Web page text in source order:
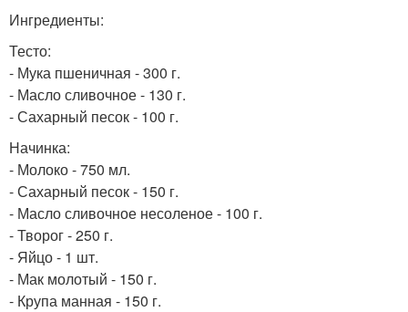
Ингредиенты:
Тесто:
- Мука пшеничная - 300 г.
- Масло сливочное - 130 г.
- Сахарный песок - 100 г.
Начинка:
- Молоко - 750 мл.
- Сахарный песок - 150 г.
- Масло сливочное несоленое - 100 г.
- Творог - 250 г.
- Яйцо - 1 шт.
- Мак молотый - 150 г.
- Крупа манная - 150 г.